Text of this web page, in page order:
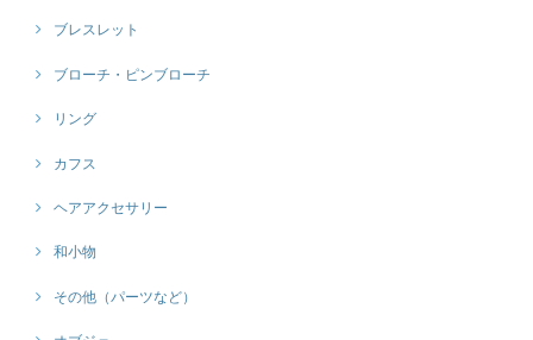
ブレスレット
ブローチ・ピンブローチ
リング
カフス
ヘアアクセサリー
和小物
その他（パーツなど）